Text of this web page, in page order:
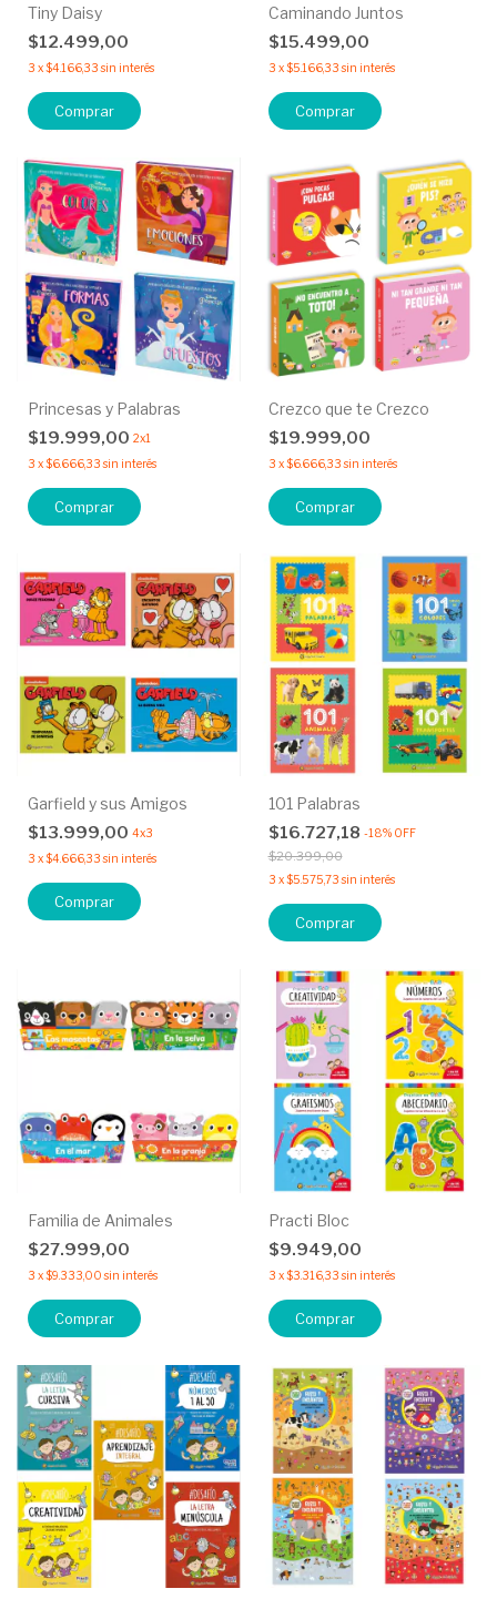
Tiny Daisy
$12.499,00
3 x$4.166,33 sin interés
Comprar
Caminando Juntos
$15.499,00
3 x$5.166,33 sin interés
Comprar
Princesas y Palabras
$19.999,00 2x1
3 x$6.666,33 sin interés
Comprar
Crezco que te Crezco
$19.999,00
3 x$6.666,33 sin interés
Comprar
Garfield y sus Amigos
$13.999,00 4x3
3 x$4.666,33 sin interés
Comprar
101 Palabras
$16.727,18 -18% OFF
$20.399,00
3 x$5.575,73 sin interés
Comprar
Familia de Animales
$27.999,00
3 x$9.333,00 sin interés
Comprar
Practi Bloc
$9.949,00
3 x$3.316,33 sin interés
Comprar